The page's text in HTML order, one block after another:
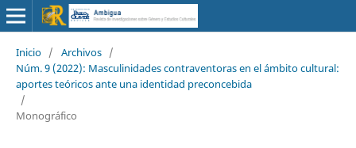
Inicio / Archivos /
Núm. 9 (2022): Masculinidades contraventoras en el ámbito cultural:
aportes teóricos ante una identidad preconcebida
/
Monográfico